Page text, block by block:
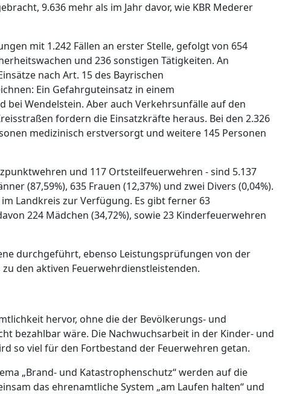
9.636 mehr als im Jahr davor, wie KBR Mederer
mit 1.242 Fällen an erster Stelle, gefolgt von 654
und 236 sonstigen Tätigkeiten. An
nach Art. 15 des Bayrischen
Ein Gefahrguteinsatz in einem
Wendelstein. Aber auch Verkehrsunfälle auf den
fordern die Einsatzkräfte heraus. Bei den 2.326
medizinisch erstversorgt und weitere 145 Personen
und 117 Ortsteilfeuerwehren - sind 5.137
(87,59%), 635 Frauen (12,37%) und zwei Divers (0,04%).
Landkreis zur Verfügung. Es gibt ferner 63
224 Mädchen (34,72%), sowie 23 Kinderfeuerwehren
durchgeführt, ebenso Leistungsprüfungen von der
den aktiven Feuerwehrdienstleistenden.
hervor, ohne die der Bevölkerungs- und
bezahlbar wäre. Die Nachwuchsarbeit in der Kinder- und
so viel für den Fortbestand der Feuerwehren getan.
„Brand- und Katastrophenschutz“ werden auf die
das ehrenamtliche System „am Laufen halten“ und